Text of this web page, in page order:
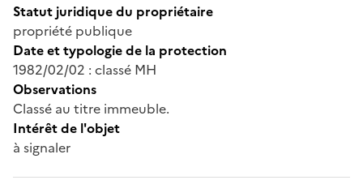
Statut juridique du propriétaire
propriété publique
Date et typologie de la protection
1982/02/02 : classé MH
Observations
Classé au titre immeuble.
Intérêt de l'objet
à signaler